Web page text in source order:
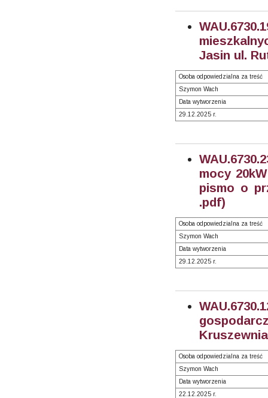
Jasin ul.
Osoba odpowiedzialna za treść
Szymon Wach
Data wytworzenia
29.12.2025 r.
mocy
pismo o
.pdf)
Osoba odpowiedzialna za treść
Szymon Wach
Data wytworzenia
29.12.2025 r.
Osoba odpowiedzialna za treść
Szymon Wach
Data wytworzenia
22.12.2025 r.